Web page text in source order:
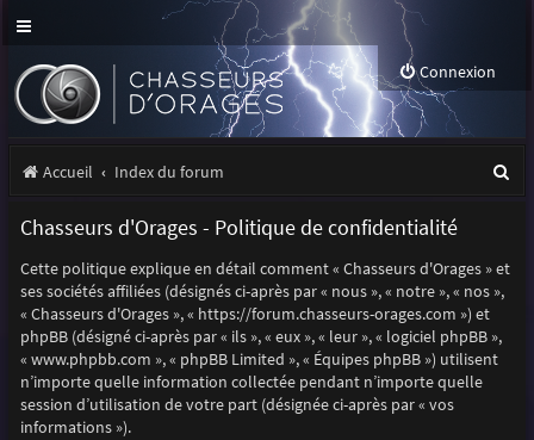
Connexion
Accueil Index du forum
Chasseurs d'Orages - Politique de confidentialité
Cette politique explique en détail comment « Chasseurs d'Orages » et
ses sociétés affiliées (désignés ci-après par « nous », « notre », « nos »,
« Chasseurs d'Orages », « https://forum.chasseurs-orages.com ») et
phpBB (désigné ci-après par « ils », « eux », « leur », « logiciel phpBB »,
« www.phpbb.com », « phpBB Limited », « Équipes phpBB ») utilisent
n’importe quelle information collectée pendant n’importe quelle
session d’utilisation de votre part (désignée ci-après par « vos
informations »).